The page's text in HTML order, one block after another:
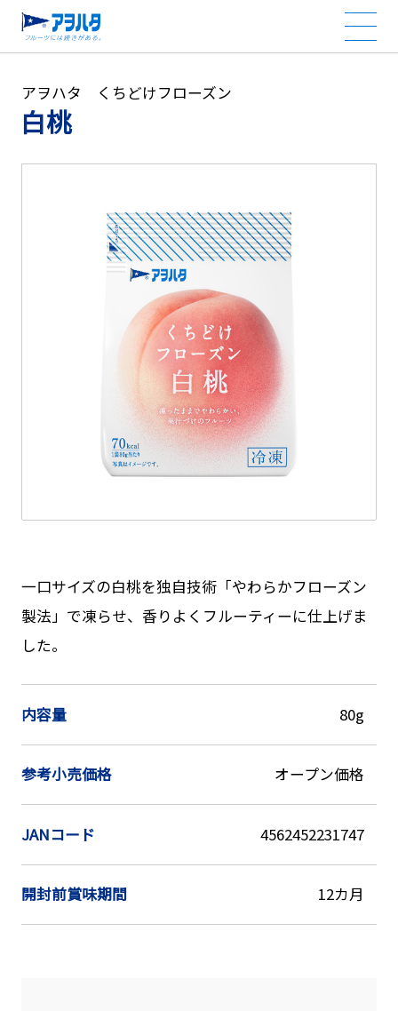
アヲハタ くちどけフローズン
白桃
一口サイズの白桃を独自技術「やわらかフローズン
製法」で凍らせ、香りよくフルーティーに仕上げま
した。
内容量 80g
参考小売価格 オープン価格
JANコード 4562452231747
開封前賞味期間 12カ月